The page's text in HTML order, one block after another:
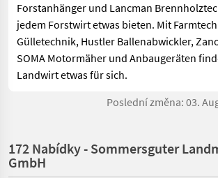
Forstanhänger und Lancman
jedem Forstwirt etwas bieten. Mit
Gülletechnik, Hustler Ballenabwickler,
SOMA Motormäher und Anbaugeräten
Landwirt etwas für sich.
Poslední změna: 03.
172 Nabídky - Sommersguter
GmbH